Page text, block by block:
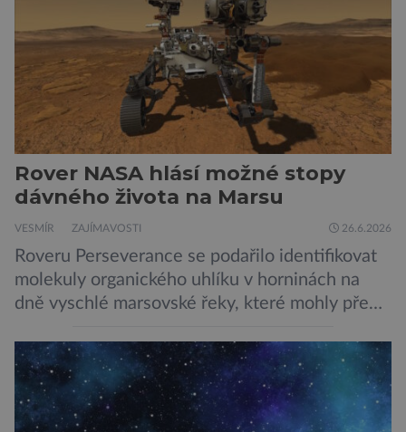
další etapa její mise, jejíž ambicí je přinést
dosud nejpodrobnější […]
Rover NASA hlásí možné stopy
dávného života na Marsu
VESMÍR ZAJÍMAVOSTI 26.6.2026
Roveru Perseverance se podařilo identifikovat
molekuly organického uhlíku v horninách na
dně vyschlé marsovské řeky, které mohly před
Svědčí snad o dávném životě na planetě?
Měření provedená přístrojem Sherloc,
umístěném na roveru Perseverance,
identifikovala organický uhlík v jílovcích z